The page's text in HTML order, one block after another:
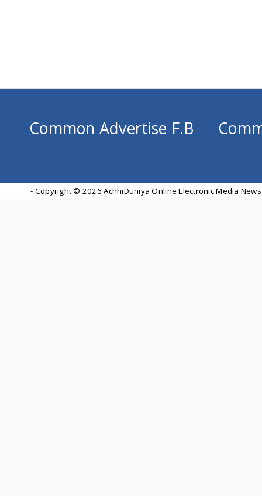
Common Advertise F.B
- Copyright © 2026 AchhiDuniya Online Electronic Media